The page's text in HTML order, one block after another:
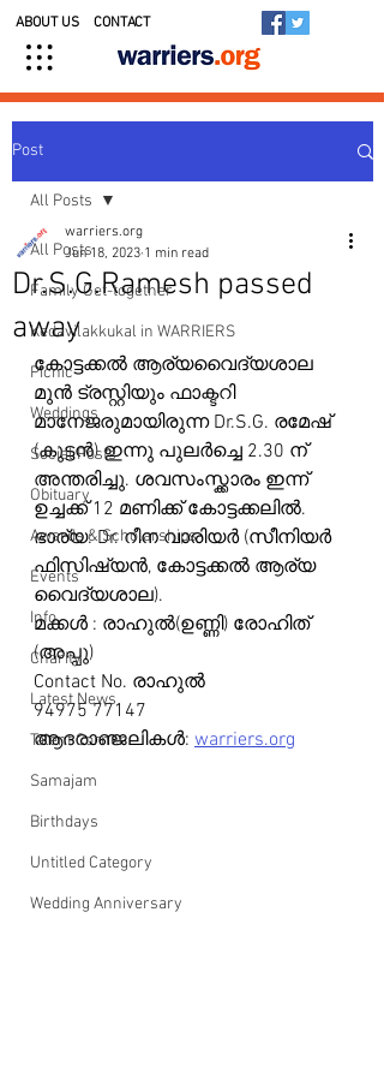
ABOUT US CONTACT
Post
All Posts
Family Get-together
Kedavilakkukal in WARRIERS
Picnic
Weddings
Social Posts
Obituary
Awards & Scholarships
Events
Info
Charity
Latest News
Talent Corner
Samajam
Birthdays
Untitled Category
Wedding Anniversary
All Posts
Dr.S.G.Ramesh passed
away
warriers.org
Jun 18, 2023 1 min read
കോട്ടക്കൽ ആര്യവൈദ്യശാല
മുൻ ട്രസ്റ്റിയും ഫാക്ടറി
മാനേജരുമായിരുന്ന Dr.S.G. രമേഷ്
(കുട്ടൻ) ഇന്നു പുലർച്ചെ 2.30 ന്
അന്തരിച്ചു. ശവസംസ്ക്കാരം ഇന്ന്
ഉച്ചക്ക് 12 മണിക്ക് കോട്ടക്കലിൽ.
ഭാര്യ: Dr. റീന വാരിയർ (സീനിയർ
ഫിസിഷ്യൻ, കോട്ടക്കൽ ആര്യ
വൈദ്യശാല).
മക്കൾ : രാഹുൽ(ഉണ്ണി) രോഹിത്
(അപ്പു)
Contact No. രാഹുൽ
94975 77147
ആദരാഞ്ജലികൾ: warriers.org